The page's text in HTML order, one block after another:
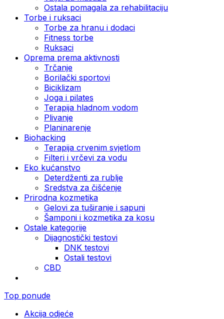
Ostala pomagala za rehabilitaciju
Torbe i ruksaci
Torbe za hranu i dodaci
Fitness torbe
Ruksaci
Oprema prema aktivnosti
Trčanje
Borilački sportovi
Biciklizam
Joga i pilates
Terapija hladnom vodom
Plivanje
Planinarenje
Biohacking
Terapija crvenim svjetlom
Filteri i vrčevi za vodu
Eko kućanstvo
Deterdženti za rublje
Sredstva za čišćenje
Prirodna kozmetika
Gelovi za tuširanje i sapuni
Šamponi i kozmetika za kosu
Ostale kategorije
Dijagnostički testovi
DNK testovi
Ostali testovi
CBD
Top ponude
Akcija odjeće